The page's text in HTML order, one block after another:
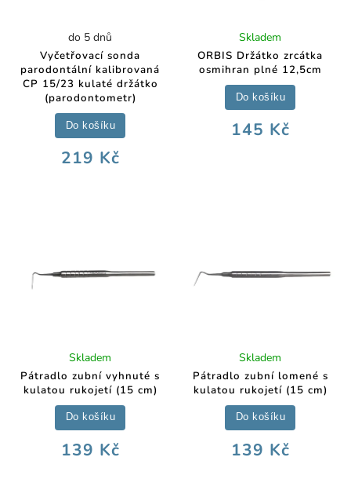
Vyčetřovací sonda
parodontální kalibrovaná
CP 15/23 kulaté držátko
(parodontometr)
do 5 dnů
219 Kč
Do košíku
ORBIS Držátko zrcátka
osmihran plné 12,5cm
Skladem
145 Kč
Do košíku
Pátradlo zubní vyhnuté s
kulatou rukojetí (15 cm)
Skladem
139 Kč
Do košíku
Pátradlo zubní lomené s
kulatou rukojetí (15 cm)
Skladem
139 Kč
Do košíku